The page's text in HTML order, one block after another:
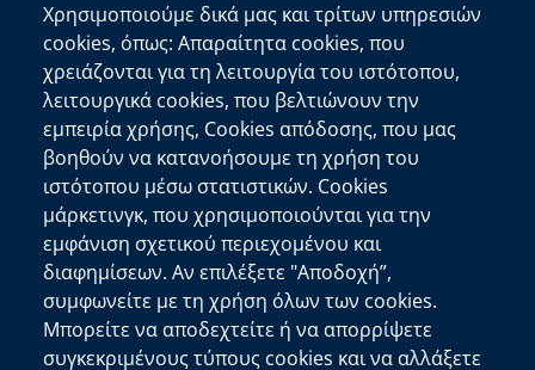
Επικοινωνία
Αποκεντρωμένη Διοίκηση Κρήτης
Πλατεία Κουντουριώτη 71202 Ηράκλειο
Επικοινωνήστε μαζί μας
Χρήσιμοι Σύνδεσμοι
Ελληνική Κυβέρνηση
Ευρωπαϊκή Επιτροπή
Πληροφορίες Ιστότοπου
Χρησιμοποιούμε δικά μας και τρίτων υπηρεσιών
cookies, όπως: Απαραίτητα cookies, που
χρειάζονται για τη λειτουργία του ιστότοπου,
λειτουργικά cookies, που βελτιώνουν την
εμπειρία χρήσης, Cookies απόδοσης, που μας
βοηθούν να κατανοήσουμε τη χρήση του
ιστότοπου μέσω στατιστικών. Cookies
μάρκετινγκ, που χρησιμοποιούνται για την
εμφάνιση σχετικού περιεχομένου και
διαφημίσεων. Αν επιλέξετε "Αποδοχή”,
συμφωνείτε με τη χρήση όλων των cookies.
Μπορείτε να αποδεχτείτε ή να απορρίψετε
συγκεκριμένους τύπους cookies και να αλλάξετε